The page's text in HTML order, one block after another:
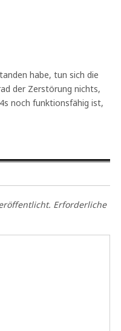
habe, tun sich die
der Zerstörung nichts,
noch funktionsfähig ist,
Erforderliche